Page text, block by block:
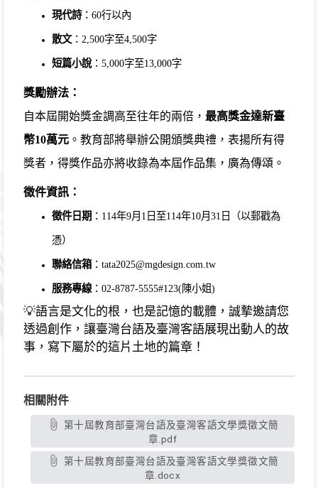
現代詩：60行以內
散文：2,500字至4,500字
短篇小說：5,000字至13,000字
獎勵辦法：
自本屆開始獎金調高至往年的兩倍， 最高獎金達新臺
幣10萬元 。教育部將舉辦公開頒獎典禮，表揚所有得
獎者，得獎作品亦將收錄為本屆作品集，廣為傳頌。
徵件資訊：
徵件日期 ：114年9月1日至114年10月31日（以郵戳為
憑）
聯絡信箱：tata2025@mgdesign.com.tw
服務專線 ：02-8787-5555#123(陳小姐)
💡語言是文化的根，也是記憶的載體，誠摯邀請您
透過創作，讓臺灣台語及臺灣客語展現出動人的故
事，寫下屬於的這片土地的篇章！
相關附件
章.pdf
章.docx